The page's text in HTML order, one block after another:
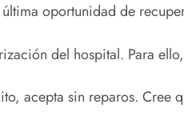
oportunidad de
del hospital. Para
acepta sin reparos. Cree